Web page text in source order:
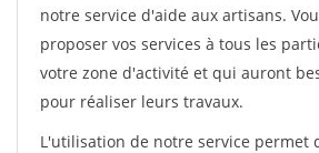
notre service d'aide aux artisans.
proposer vos services à tous les
votre zone d'activité et qui auront
pour réaliser leurs travaux.
L'utilisation de notre service permet